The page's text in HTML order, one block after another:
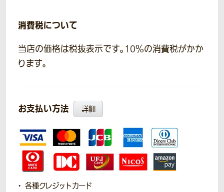
消費税について
当店の価格は税抜表示です。10％の消費税がかか
ります。
お支払い方法 詳細
各種クレジットカード